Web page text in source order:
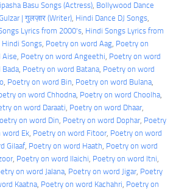
Basu Songs (Actress), Bollywood Dance
| गुलज़ार (Writer), Hindi Dance DJ Songs
Lyrics from 2000's, Hindi Songs Lyrics from
Songs, Poetry on word Aag, Poetry on
Aise, Poetry on word Angeethi, Poetry on word
, Poetry on word Batana, Poetry on word
, Poetry on word Bin, Poetry on word Bulana
on word Chhodna, Poetry on word Choolha
on word Daraati, Poetry on word Dhaar
on word Din, Poetry on word Dophar, Poetry
word Ek, Poetry on word Fitoor, Poetry on word
Gilaaf, Poetry on word Haath, Poetry on word
, Poetry on word Ilaichi, Poetry on word Itni
on word Jalana, Poetry on word Jigar, Poetry
Kaatna, Poetry on word Kachahri, Poetry on